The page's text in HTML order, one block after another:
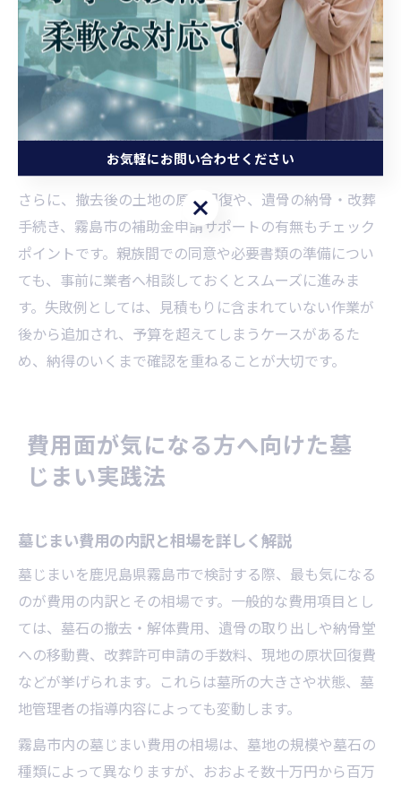
ポイントを押さえておくことが重要です。まず、現地調
査をしっかり行い、墓石や付属物の状態、墓所の広さや
立地条件を正確に伝えることが費用の正確な算出につな
がります。また、見積もりにはどこまでの作業が含まれ
ているのか、追加費用が発生する条件も必ず確認しまし
さらに、撤去後の土地の原状回復や、遺骨の納骨・改葬
手続き、霧島市の補助金申請サポートの有無もチェック
ポイントです。親族間での同意や必要書類の準備につい
ても、事前に業者へ相談しておくとスムーズに進みま
す。失敗例としては、見積もりに含まれていない作業が
後から追加され、予算を超えてしまうケースがあるた
め、納得のいくまで確認を重ねることが大切です。
費用面が気になる方へ向けた墓
じまい実践法
墓じまい費用の内訳と相場を詳しく解説
墓じまいを鹿児島県霧島市で検討する際、最も気になる
のが費用の内訳とその相場です。一般的な費用項目とし
ては、墓石の撤去・解体費用、遺骨の取り出しや納骨堂
への移動費、改葬許可申請の手数料、現地の原状回復費
などが挙げられます。これらは墓所の大きさや状態、墓
地管理者の指導内容によっても変動します。
霧島市内の墓じまい費用の相場は、墓地の規模や墓石の
種類によって異なりますが、おおよそ数十万円から百万
お気軽にお問い合わせください
お気軽にお問い合わせください